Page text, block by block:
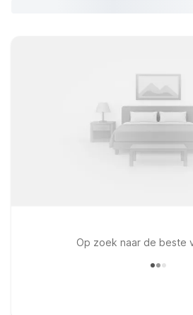
Op zoek naar de beste